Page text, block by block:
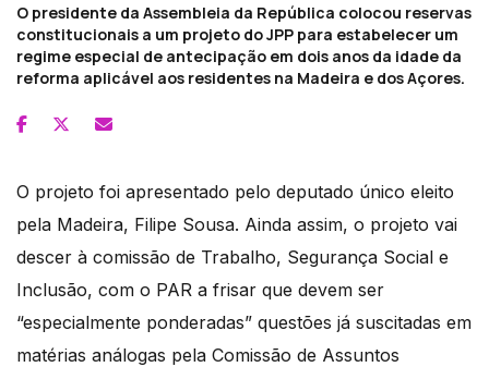
O presidente da Assembleia da República colocou reservas
constitucionais a um projeto do JPP para estabelecer um
regime especial de antecipação em dois anos da idade da
reforma aplicável aos residentes na Madeira e dos Açores.
O projeto foi apresentado pelo deputado único eleito
pela Madeira, Filipe Sousa. Ainda assim, o projeto vai
descer à comissão de Trabalho, Segurança Social e
Inclusão, com o PAR a frisar que devem ser
“especialmente ponderadas” questões já suscitadas em
matérias análogas pela Comissão de Assuntos